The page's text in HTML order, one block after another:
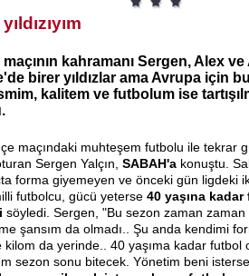
maçının kahramanı Sergen, Alex
birer yıldızlar ama Avrupa için
kalitem ve futbolum ise
maçındaki muhteşem futbolu ile tekrar
Sergen Yalçın, SABAH'a konuştu.
forma giyemeyen ve önceki gün ligdeki
futbolcu, gücü yeterse 40 yaşına
söyledi. Sergen, "Bu sezon zaman zaman
şansım da olmadı.. Şu anda kendimi
kilom da yerinde.. 40 yaşıma kadar futbol
sezon sonu bitecek. Yönetim beni